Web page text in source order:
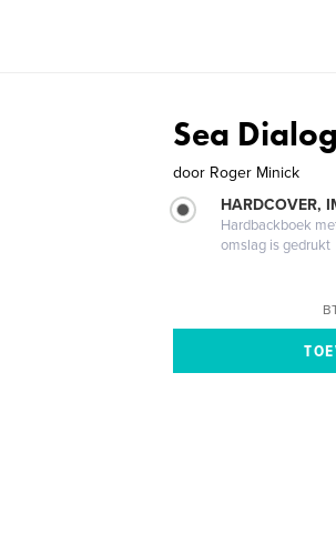
Sea
door Roger Minick
HARDCOVER,
Hardbackboek
omslag is gedrukt